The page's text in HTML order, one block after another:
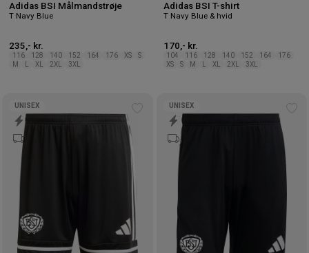
Adidas BSI Målmandstrøje
T Navy Blue
235,- kr.
116 128 140 152 164 176 XS
S
M
XL 2XL 3XL
Adidas BSI T-shirt
T Navy Blue & hvid
170,- kr.
104 116 128 140 152 164
176
XS
S M XL 2XL 3XL
ønskeliste
UNISEX UNISEX